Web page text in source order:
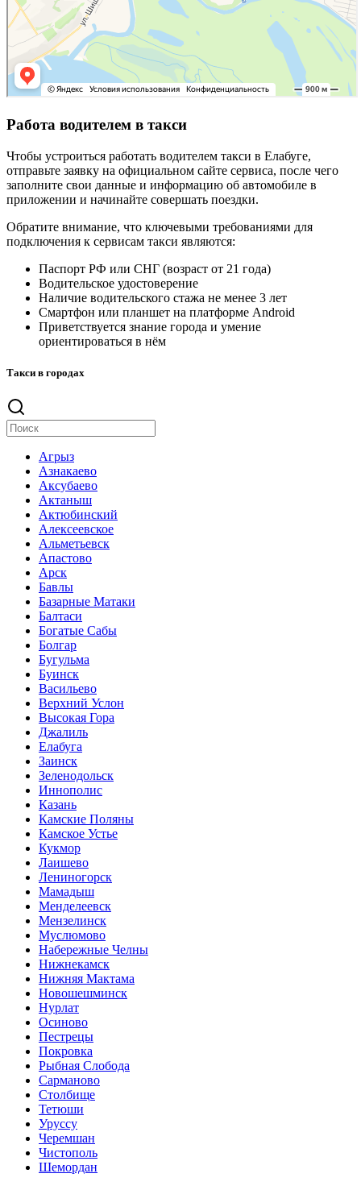
Работа водителем в такси
Чтобы устроиться работать водителем такси в Елабуге,
отправьте заявку на официальном сайте сервиса, после чего
заполните свои данные и информацию об автомобиле в
приложении и начинайте совершать поездки.
Обратите внимание, что ключевыми требованиями для
подключения к сервисам такси являются:
Паспорт РФ или СНГ (возраст от 21 года)
Водительское удостоверение
Наличие водительского стажа не менее 3 лет
Смартфон или планшет на платформе Android
Приветствуется знание города и умение
ориентироваться в нём
Такси в городах
Агрыз
Азнакаево
Аксубаево
Актаныш
Актюбинский
Алексеевское
Альметьевск
Апастово
Арск
Бавлы
Базарные Матаки
Балтаси
Богатые Сабы
Болгар
Бугульма
Буинск
Васильево
Верхний Услон
Высокая Гора
Джалиль
Елабуга
Заинск
Зеленодольск
Иннополис
Казань
Камские Поляны
Камское Устье
Кукмор
Лаишево
Лениногорск
Мамадыш
Менделеевск
Мензелинск
Муслюмово
Набережные Челны
Нижнекамск
Нижняя Мактама
Новошешминск
Нурлат
Осиново
Пестрецы
Покровка
Рыбная Слобода
Сарманово
Столбище
Тетюши
Уруссу
Черемшан
Чистополь
Шемордан